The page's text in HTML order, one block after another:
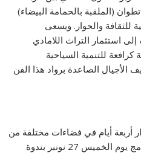
(الملقبة بالحمامة البيضاء)
للثقافة والحوار. ويسعى
استثمار التراث اللامادي
كرافعة للتنمية السياحية
الأجيال الصاعدة برواد هذا الفن
أربعة أيام في فضاءات مختلفة من
المدينة العتيقة، حيث يستهل البرنامج يوم الخميس 27 نونبر بندوة